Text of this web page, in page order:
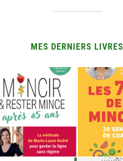
MES DERNIERS LIVRES